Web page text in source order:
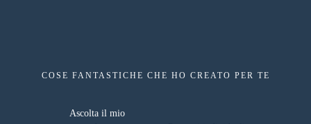
COSE FANTASTICHE CHE HO CREATO PER TE
Ascolta il mio